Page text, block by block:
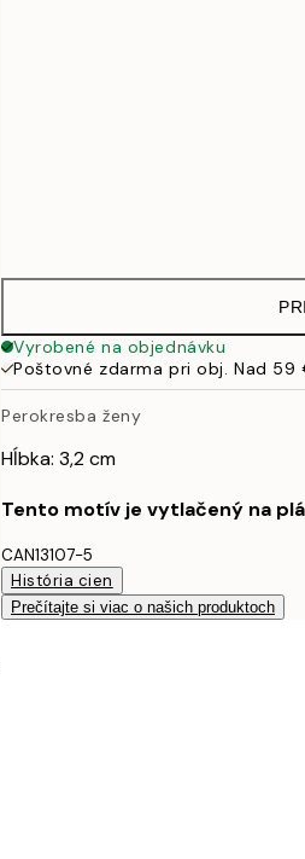
Vyrobené na objednávku
Poštovné zdarma pri obj. Nad 59
Perokresba ženy
Hĺbka: 3,2 cm
Tento motív je vytlačený na
CAN13107-5
História cien
Prečítajte si viac o našich produktoch